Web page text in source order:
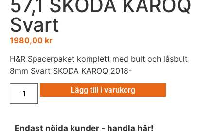
57,1 SKODA KAROQ
Svart
1980,00 kr
H&R Spacerpaket komplett med bult och låsbult
8mm Svart SKODA KAROQ 2018-
Lägg till i varukorg
Endast nöjda kunder - handla här!